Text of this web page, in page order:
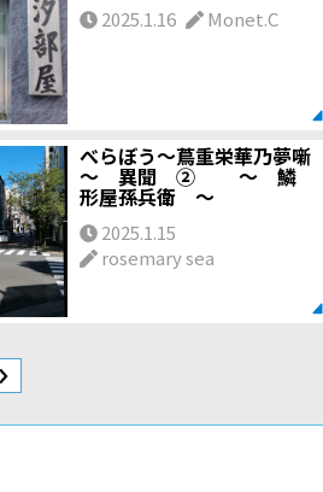
2025.1.16 Monet.C
べらぼう～蔦重栄華乃夢噺
～ 異聞 ② ～ 鱗
形屋孫兵衛 ～
2025.1.15
rosemary sea